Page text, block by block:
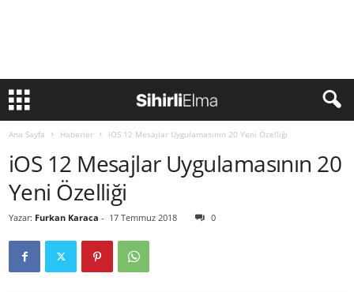
Ana Sayfa Haberler iOS 12 Mesajlar Uygulamasının 20 Yeni Özelliği
iOS 12 Mesajlar Uygulamasının 20
Yeni Özelliği
Yazar: Furkan Karaca - 17 Temmuz 2018 0